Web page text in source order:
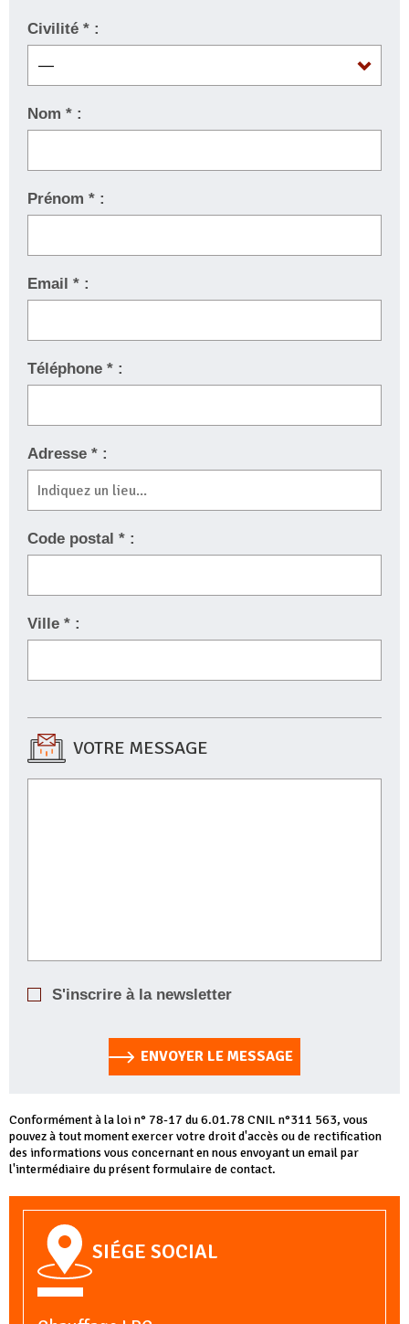
Civilité * :
Nom * :
Prénom * :
Email * :
Téléphone * :
Adresse * :
Code postal * :
Ville * :
VOTRE MESSAGE
S'inscrire à la newsletter
ENVOYER LE MESSAGE
Conformément à la loi n° 78-17 du 6.01.78 CNIL n°311 563, vous
pouvez à tout moment exercer votre droit d'accès ou de rectification
des informations vous concernant en nous envoyant un email par
l'intermédiaire du présent formulaire de contact.
SIÉGE SOCIAL